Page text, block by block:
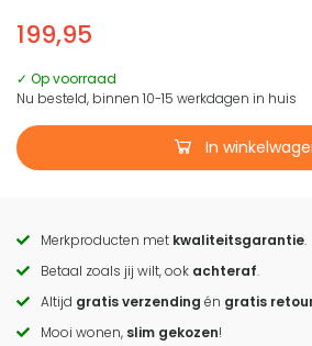
199,95
✓ Op voorraad
Nu besteld, binnen 10-15 werkdagen in huis
In
Call
to
actions
Merkproducten met kwaliteitsgarantie.
Betaal zoals jij wilt, ook achteraf.
Altijd gratis verzending én gratis
Mooi wonen, slim gekozen!